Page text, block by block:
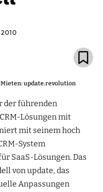
Mieten: update.revolution
der führenden
Lösungen mit
mit seinem hoch
System
SaaS-Lösungen. Das
von update, das
Anpassungen